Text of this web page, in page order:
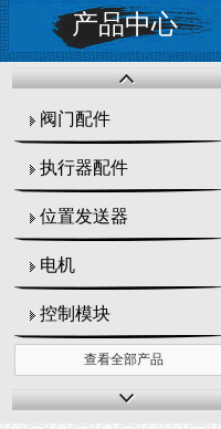
产品中心
阀门配件
执行器配件
位置发送器
电机
控制模块
查看全部产品